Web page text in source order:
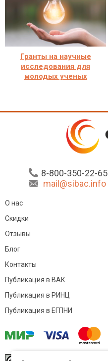
Гранты на научные
исследования для
молодых ученых
8-800-350-22-65
mail@sibac.info
О нас
Скидки
Отзывы
Блог
Контакты
Публикация в ВАК
Публикация в РИНЦ
Публикация в ЕГПНИ